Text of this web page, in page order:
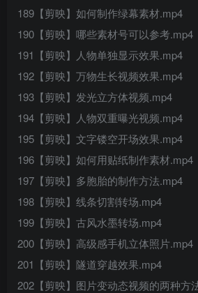
189【剪映】如何制作绿幕素材.mp4
190【剪映】哪些素材号可以参考.mp4
191【剪映】人物单独显示效果.mp4
192【剪映】万物生长视频效果.mp4
193【剪映】发光立方体视频.mp4
194【剪映】人物双重曝光视频.mp4
195【剪映】文字镂空开场效果.mp4
196【剪映】如何用贴纸制作素材.mp4
197【剪映】多胞胎的制作方法.mp4
198【剪映】线条切割转场.mp4
199【剪映】古风水墨转场.mp4
200【剪映】高级感手机立体照片.mp4
201【剪映】隧道穿越效果.mp4
202【剪映】图片变动态视频的两种方